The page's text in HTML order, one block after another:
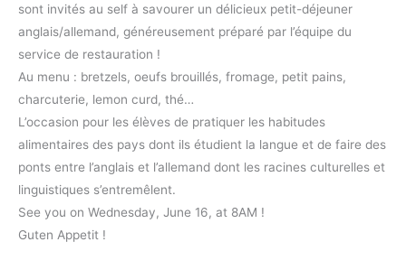
sont invités au self à savourer un délicieux petit-déjeuner
anglais/allemand, généreusement préparé par l’équipe du
service de restauration !
Au menu : bretzels, oeufs brouillés, fromage, petit pains,
charcuterie, lemon curd, thé…
L’occasion pour les élèves de pratiquer les habitudes
alimentaires des pays dont ils étudient la langue et de faire des
ponts entre l’anglais et l’allemand dont les racines culturelles et
linguistiques s’entremêlent.
See you on Wednesday, June 16, at 8AM !
Guten Appetit !